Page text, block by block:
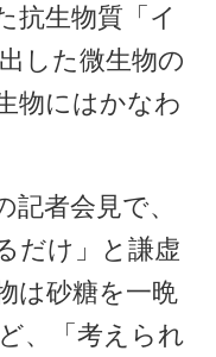
抗生物質「イ
した微生物の
物にはかなわ
者会見で、
だけ」と謙虚
は砂糖を一晩
、「考えられ